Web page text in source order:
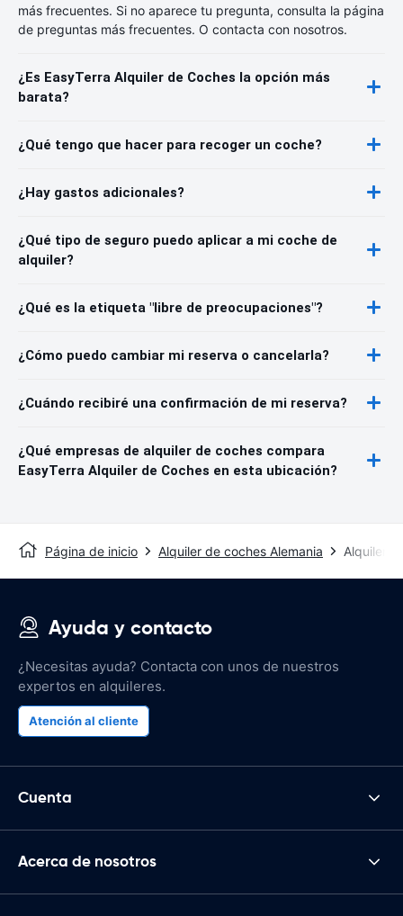
más frecuentes. Si no aparece tu pregunta, consulta la página
de preguntas más frecuentes. O contacta con nosotros.
¿Es EasyTerra Alquiler de Coches la opción más
barata?
¿Qué tengo que hacer para recoger un coche?
¿Hay gastos adicionales?
¿Qué tipo de seguro puedo aplicar a mi coche de
alquiler?
¿Qué es la etiqueta "libre de preocupaciones"?
¿Cómo puedo cambiar mi reserva o cancelarla?
¿Cuándo recibiré una confirmación de mi reserva?
¿Qué empresas de alquiler de coches compara
EasyTerra Alquiler de Coches en esta ubicación?
Página de inicio Alquiler de coches Alemania Alquiler
Ayuda y contacto
¿Necesitas ayuda? Contacta con unos de nuestros
expertos en alquileres.
Atención al cliente
Cuenta
Acerca de nosotros